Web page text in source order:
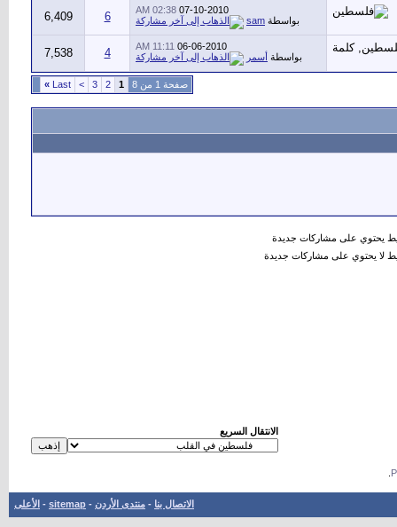
07-10-2010
02:38 AM
بواسطة sam
6
6,409
06-06-2010
11:11 AM
بواسطة أسمر 4
7,538
صفحة 1 من 8 1
2
3
>
Last
»
يحتوي على مشاركات جديدة
لا يحتوي على مشاركات جديدة
الانتقال السريع
الاتصال بنا - منتدى الأردن -
sitemap
- الأعلى